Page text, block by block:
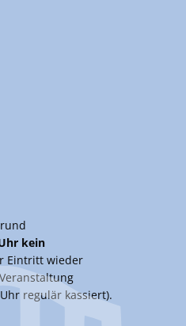
kein
Eintritt wieder
regulär kassiert).